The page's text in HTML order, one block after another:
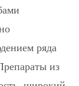
ряда
из